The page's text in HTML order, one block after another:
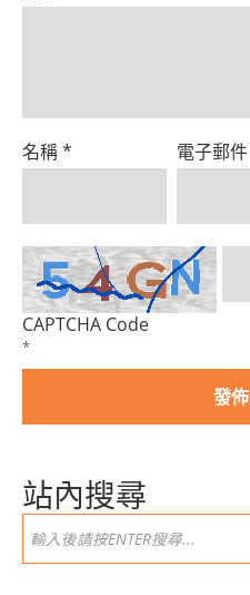
名稱* 電子郵件
CAPTCHA Code
*
站內搜尋